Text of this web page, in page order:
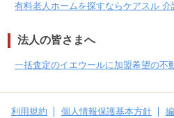
有料老人ホームを探すならケアスル 介
法人の皆さまへ
一括査定のイエウールに加盟希望の不
利用規約 個人情報保護基本方針